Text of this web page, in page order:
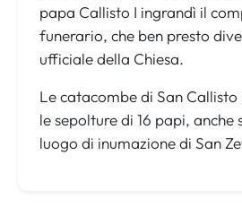
papa Callisto I ingrandì il
funerario, che ben presto
ufficiale della Chiesa.
Le catacombe di San
le sepolture di 16 papi, anche
luogo di inumazione di San